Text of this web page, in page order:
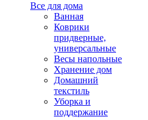
Все для дома
Ванная
Коврики
придверные,
универсальные
Весы напольные
Хранение дом
Домашний
текстиль
Уборка и
поддержание